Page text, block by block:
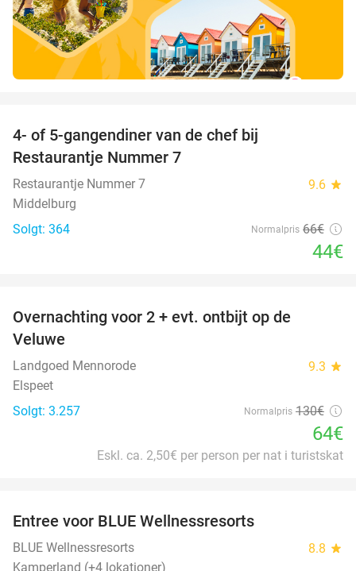
4- of 5-gangendiner van de chef bij
Restaurantje Nummer 7
Restaurantje Nummer 7 9.6 star
Middelburg
Solgt: 364
Normalpris 66€
44€
Overnachting voor 2 + evt. ontbijt op de
Veluwe
Landgoed Mennorode 9.3 star
Elspeet
Solgt: 3.257
Normalpris 130€
64€
Eskl. ca. 2,50€ per person per nat i turistskat
Entree voor BLUE Wellnessresorts
BLUE Wellnessresorts 8.8 star
Kamperland (+4 lokationer)